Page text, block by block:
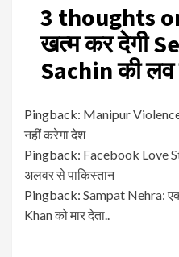
3 thoughts
खत्म कर देगी
Sachin की लव
Pingback: Manipur Violence:
नहीं करेगा देश
Pingback: Facebook Love
अलवर से पाकिस्तान
Pingback: Sampat Nehra:
Khan को मार देता..